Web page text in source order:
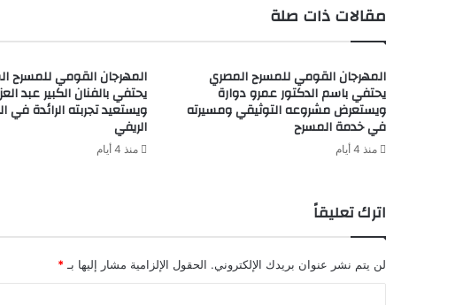
مقالات ذات صلة
المهرجان القومي للمسرح المصري
يحتفي باسم الدكتور عمرو دوارة
ويستعرض مشروعه التوثيقي ومسيرته
في خدمة المسرح
منذ 4 أيام
المهرجان القومي للمسرح
يحتفي بالفنان الكبير عبد
ويستعيد تجربته الرائدة في
الريفي
منذ 4 أيام
اترك تعليقاً
لن يتم نشر عنوان بريدك الإلكتروني. الحقول الإلزامية مشار إليها بـ *